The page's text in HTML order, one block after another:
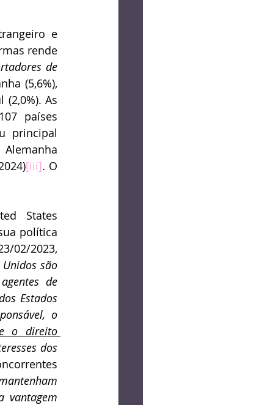
e
rende
de
(5,6%),
(2,0%). As
países
principal
[iii]. O
States
política
02/2023,
são
de
Estados
o
o direito
dos
vantagem